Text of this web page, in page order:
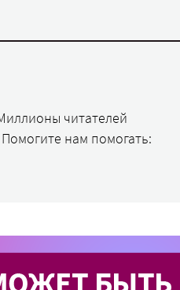
читателей
нам помогать: